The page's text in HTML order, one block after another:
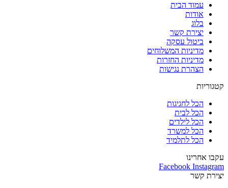
עמוד הבית
אודות
בלוג
יצירת קשר
ביטול עסקה
מדיניות המשלוחים
מדיניות החזרות
הצהרת נגישות
קטגוריות
הכל לחגיגות
הכל לבית
הכל לילדים
הכל למשרד
הכל לתלמיד
עקבו אחרינו
Facebook Instagram
יצירת קשר